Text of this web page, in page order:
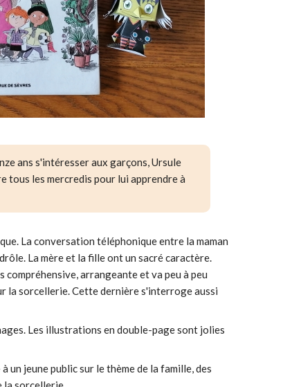
ans s'intéresser aux garçons, Ursule
tous les mercredis pour lui apprendre à
La conversation téléphonique entre la maman
La mère et la fille ont un sacré caractère.
arrangeante et va peu à peu
la sorcellerie. Cette dernière s'interroge aussi
Les illustrations en double-page sont jolies
un jeune public sur le thème de la famille, des